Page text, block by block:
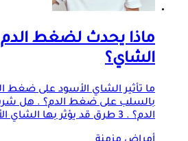
ماذا يحدث لضغط
الشاي؟
ما تأثير الشاي الأسود على ضغط
بالسلب على ضغط الدم؟ . هل
الدم؟ . 3 طرق قد يؤثر بها الشاي الأسود على ضغط الدم